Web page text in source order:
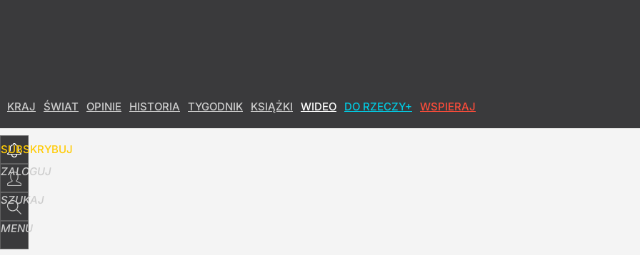
KRAJ ŚWIAT OPINIE HISTORIA TYGODNIK KSIĄŻKI WIDEO DO RZECZY+ WSPIERAJ
SUBSKRYBUJ
ZALOGUJ
SZUKAJ
MENU